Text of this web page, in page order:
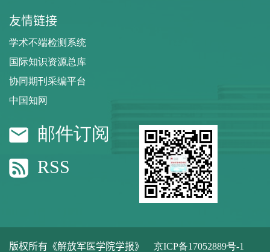
友情链接
学术不端检测系统
国际知识资源总库
协同期刊采编平台
中国知网
邮件订阅
RSS
版权所有《解放军医学院学报》 京ICP备17052889号-1